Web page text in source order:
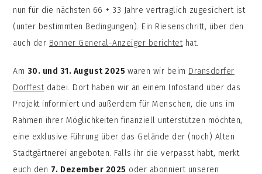
nun für die nächsten 66 + 33 Jahre vertraglich zugesichert ist
(unter bestimmten Bedingungen). Ein Riesenschritt, über den
auch der Bonner General-Anzeiger berichtethat.
Am 30. und 31. August 2025 waren wir beim Dransdorfer
Dorffestdabei. Dort haben wir an einem Infostand über das
Projekt informiert und außerdem für Menschen, die uns im
Rahmen ihrer Möglichkeiten finanziell unterstützen möchten,
eine exklusive Führung über das Gelände der (noch) Alten
Stadtgärtnerei angeboten. Falls ihr die verpasst habt, merkt
euch den 7. Dezember 2025 oder abonniert unseren